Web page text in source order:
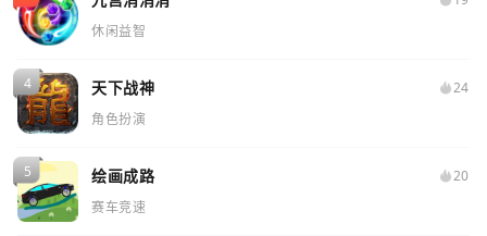
休闲益智
天下战神
24
角色扮演
绘画成路
20
赛车竞速